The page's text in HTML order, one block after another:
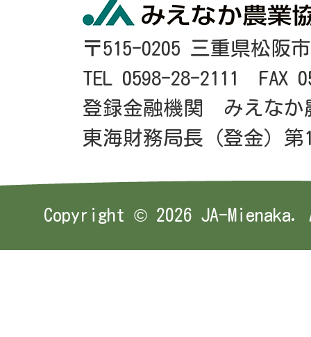
〒515-0205 三重県松阪
TEL 0598-28-2111 FAX
登録金融機関 みえなか
東海財務局長（登金）第
Copyright © 2026 JA-